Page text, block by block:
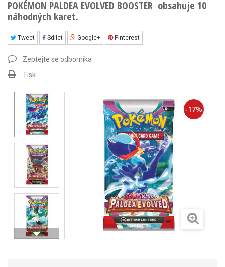
POKÉMON PALDEA EVOLVED BOOSTER obsahuje 10
náhodných karet.
Tweet Sdílet Google+ Pinterest
Zeptejte se odborníka
Tisk
-17%